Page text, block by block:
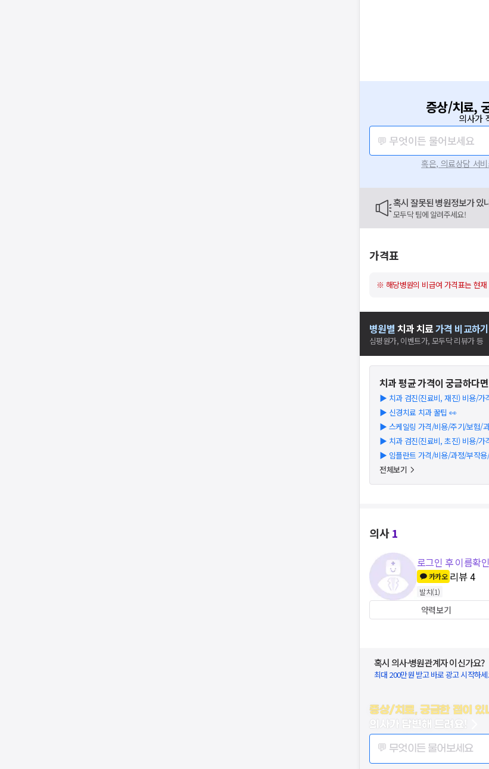
증상/치료,
의사가
💬 무엇이든 물어보세요
혹은, 의료상담 서
혹시 잘못된 병원정보가 있
모두닥 팀에 알려주세요!
가격표
※ 해당병원의 비급여 가격표는 현재
병원별 치과치료가격 비교하기
심평원가, 이벤트가, 모두닥 리뷰가 등
치과평균 가격이 궁금하다
▶ 치과 검진(진료비, 재진) 비용/가
▶ 신경치료 치과 꿀팁 👀
▶ 스케일링 가격/비용/주기/보험/
▶ 치과 검진(진료비, 초진) 비용/가
▶ 임플란트 가격/비용/과정/부작
전체보기
의사1
로그인 후 이름확인
카카오 리뷰4
발치(1)
약력보기
혹시 의사·병원관계자 이신가요?
최대 200만원 받고 바로 광고 시작하
증상/치료, 궁금한 점이 있
의사가 답변해 드려요!
💬 무엇이든 물어보세요